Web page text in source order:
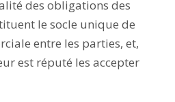
des obligations des
le socle unique de
entre les parties, et,
est réputé les accepter